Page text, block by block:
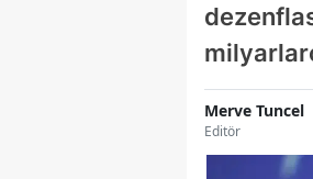
Merve Tuncel
Editör